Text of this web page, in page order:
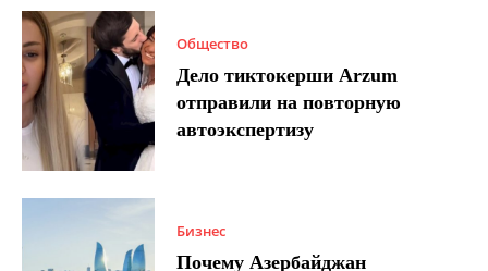
Общество
Дело тиктокерши Arzum
отправили на повторную
автоэкспертизу
Бизнес
Почему Азербайджан